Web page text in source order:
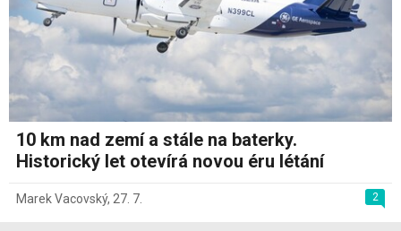
10 km nad zemí a stále na baterky.
Historický let otevírá novou éru létání
2
Marek Vacovský, 27. 7.